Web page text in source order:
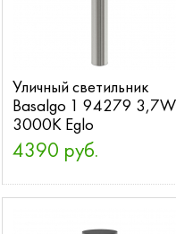
Уличный светильник
Basalgo 1 94279 3,7W
3000K Eglo
4390 руб.